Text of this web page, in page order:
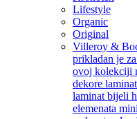
Lifestyle
Organic
Original
Villeroy &
prikladan je
ovoj kolekciji
dekore
laminat bijeli
elemenata